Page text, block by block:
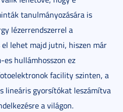
tanulmányozására is
lézerrendszerrel a
lehet majd jutni, hiszen már
hullámhosszon ez
facility szinten, a
gyorsítókat leszámítva
a világon.